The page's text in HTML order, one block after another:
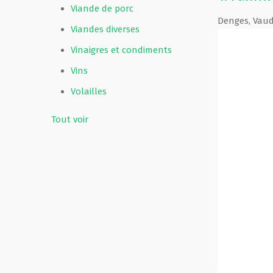
Viande de porc
Viandes diverses
Vinaigres et condiments
Vins
Volailles
Tout voir
Denges,